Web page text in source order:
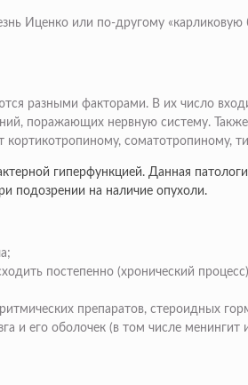
Иценко или по-другому
разными факторами. В их число
поражающих нервную систему.
соматотропиному,
гиперфункцией. Данная
подозрении на наличие опухоли.
постепенно (хронический
препаратов, стероидных
и его оболочек (в том числе менингит